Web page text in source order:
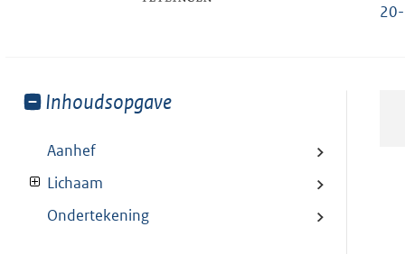
Toon
van:
Inhoudsopgave
Aanhef
Lichaam
Ondertekening